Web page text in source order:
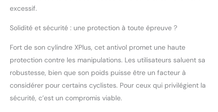
mm, poids par antivol
livré avec 4 clés et 2
supports Gaine : Antivol
particulièrement doux
et résistant des barres
et du boîtier – afin de
excessif.
Solidité et sécurité : une protection à toute épreuve ?
Fort de son cylindre XPlus, cet antivol promet une haute
protection contre les manipulations. Les utilisateurs saluent sa
robustesse, bien que son poids puisse être un facteur à
considérer pour certains cyclistes. Pour ceux qui privilégient la
sécurité, c’est un compromis viable.